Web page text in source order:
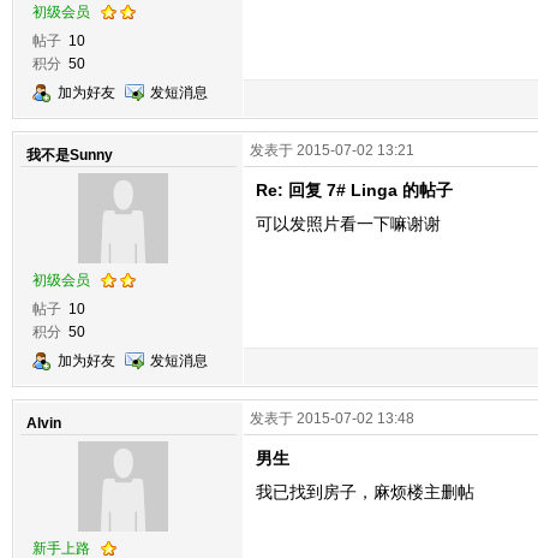
初级会员
帖子 10
积分 50
加为好友
发短消息
我不是Sunny
初级会员
帖子 10
积分 50
加为好友
发短消息
发表于 2015-07-02 13:21
Re: 回复 7# Linga 的帖子
可以发照片看一下嘛谢谢
Alvin
新手上路
发表于 2015-07-02 13:48
男生
我已找到房子，麻烦楼主删帖